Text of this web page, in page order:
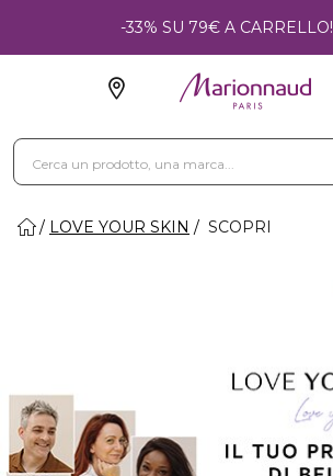
-33% SU 79€ A CARRELLO!
LOVE YOUR SKIN SCOPRI